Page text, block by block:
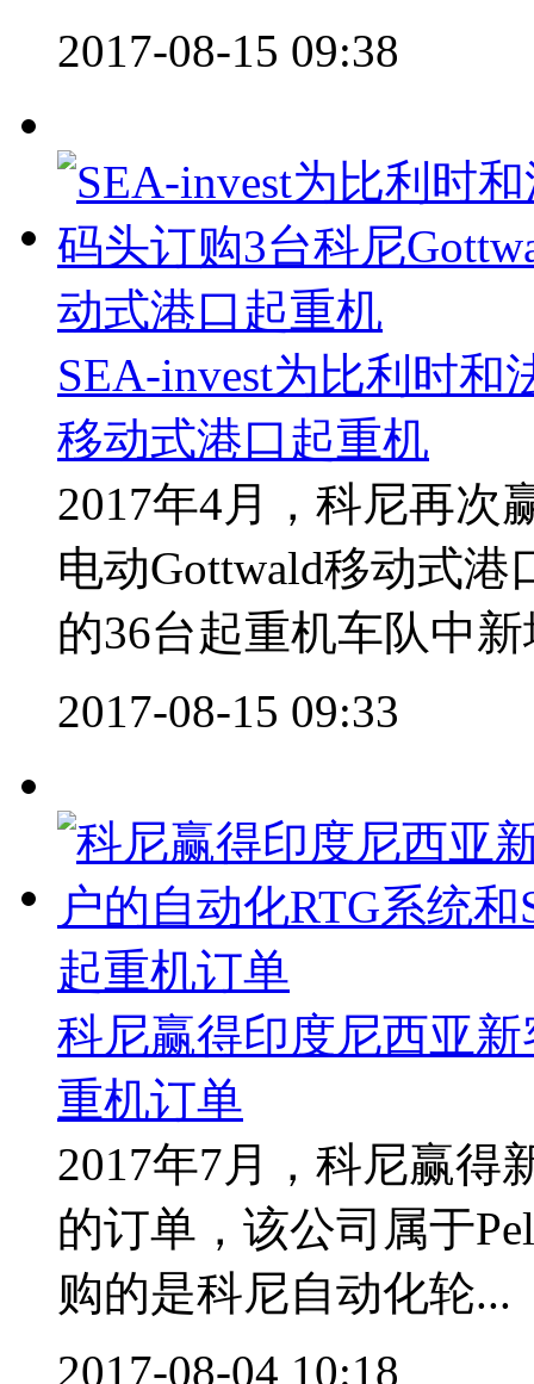
2017-08-15 09:38
SEA-invest为比利时和
移动式港口起重机
2017年4月，科尼再次
电动Gottwald移动式港
的36台起重机车队中
2017-08-15 09:33
科尼赢得印度尼西亚
重机订单
2017年7月，科尼赢得
的订单，该公司属于
购的是科尼自动化轮...
2017-08-04 10:18